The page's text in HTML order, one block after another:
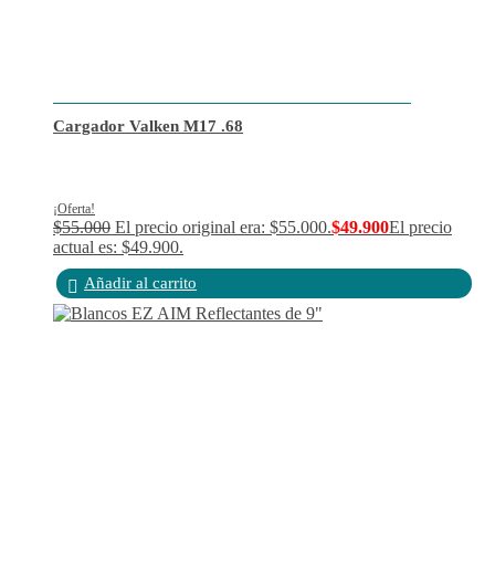
Cargador Valken M17 .68
¡Oferta!
$55.000 El precio original era: $55.000.$49.900El precio
actual es: $49.900.
Añadir al carrito